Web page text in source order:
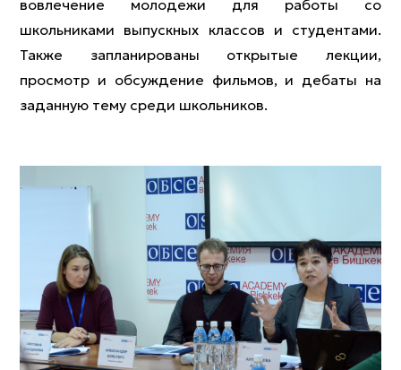
вовлечение молодежи для работы со
школьниками выпускных классов и студентами.
Также запланированы открытые лекции,
просмотр и обсуждение фильмов, и дебаты на
заданную тему среди школьников.